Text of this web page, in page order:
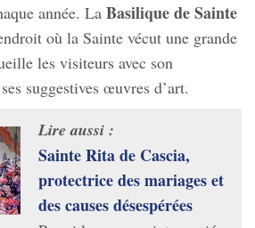
année. La Basilique de Sainte
où la Sainte vécut une grande
les visiteurs avec son
suggestives œuvres d’art.
Lire aussi :
Sainte Rita de Cascia,
protectrice des mariages et
des causes désespérées